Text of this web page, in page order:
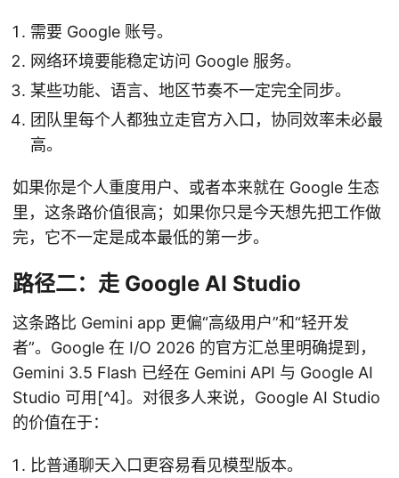
需要 Google 账号。
网络环境要能稳定访问 Google 服务。
某些功能、语言、地区节奏不一定完全同步。
团队里每个人都独立走官方入口，协同效率未必最
高。
如果你是个人重度用户、或者本来就在 Google 生态
里，这条路价值很高；如果你只是今天想先把工作做
完，它不一定是成本最低的第一步。
路径二：走 Google AI Studio
这条路比 Gemini app 更偏“高级用户”和“轻开发
者”。Google 在 I/O 2026 的官方汇总里明确提到，
Gemini 3.5 Flash 已经在 Gemini API 与 Google AI
Studio 可用[^4]。对很多人来说，Google AI Studio
的价值在于：
比普通聊天入口更容易看见模型版本。